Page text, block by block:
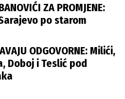
ZA PROMJENE:
po starom
ODGOVORNE: Milići,
Doboj i Teslić pod